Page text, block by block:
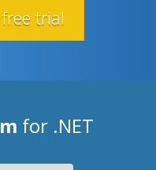
trial
for .NET